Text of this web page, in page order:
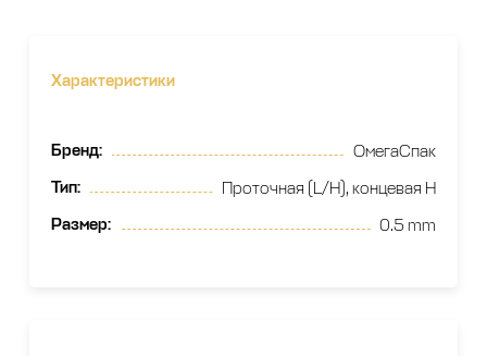
Характеристики
Бренд: ОмегаСпак
Тип: Проточная (L/H), концевая H
Размер: 0.5 mm